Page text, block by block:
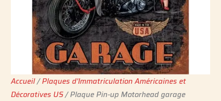
Accueil/Plaques d'Immatriculation Américaines et
Décoratives US/ Plaque Pin-up Motorhead garage